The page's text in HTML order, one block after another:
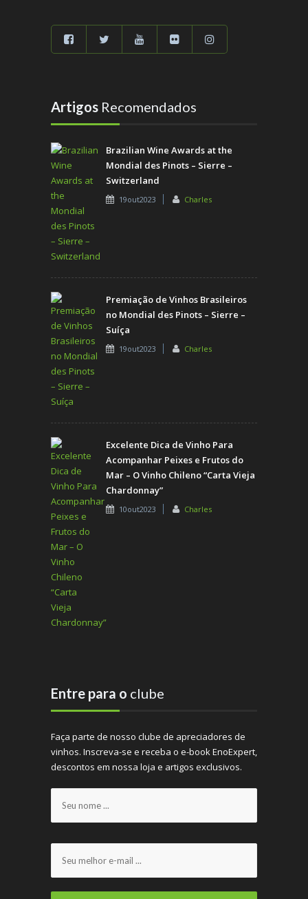
Artigos Recomendados
Brazilian Wine Awards at the
Mondial des Pinots – Sierre –
Switzerland
19out2023 Charles
Premiação de Vinhos Brasileiros
no Mondial des Pinots – Sierre –
Suíça
19out2023 Charles
Excelente Dica de Vinho Para
Acompanhar Peixes e Frutos do
Mar – O Vinho Chileno “Carta Vieja
Chardonnay”
10out2023 Charles
Entre para o clube
Faça parte de nosso clube de apreciadores de
vinhos. Inscreva-se e receba o e-book EnoExpert,
descontos em nossa loja e artigos exclusivos.